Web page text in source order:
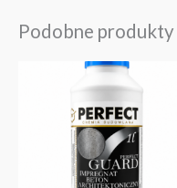
Podobne produkty